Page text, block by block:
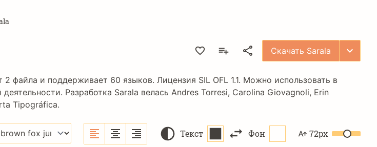
Скачать Sarala
2 файла и поддерживает 60 языков. Лицензия SIL OFL 1.1. Можно использовать в
Разработка Sarala велась Andres Torresi, Carolina Giovagnoli, Erin
Tipográfica.
Текст Фон 72px